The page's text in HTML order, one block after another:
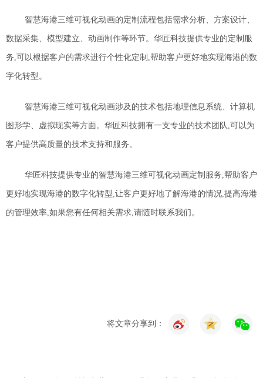
智慧海港三维可视化动画的定制流程包括需求分析、方案设计、
数据采集、模型建立、动画制作等环节。华匠科技提供专业的定制服
务,可以根据客户的需求进行个性化定制,帮助客户更好地实现海港的数
字化转型。
智慧海港三维可视化动画涉及的技术包括地理信息系统、计算机
图形学、虚拟现实等方面。华匠科技拥有一支专业的技术团队,可以为
客户提供高质量的技术支持和服务。
华匠科技提供专业的智慧海港三维可视化动画定制服务,帮助客户
更好地实现海港的数字化转型,让客户更好地了解海港的情况,提高海港
的管理效率 如果您有任何相关需求,请随时联系我们。
将文章分享到：